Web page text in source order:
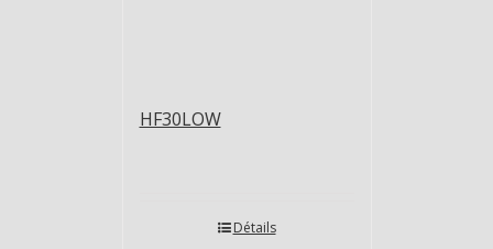
HF30LOW
Détails